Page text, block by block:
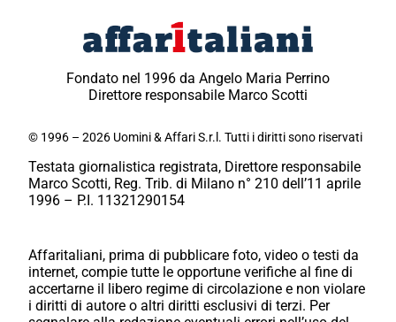
Fondato nel 1996 da Angelo Maria Perrino
Direttore responsabile Marco Scotti
© 1996 – 2026 Uomini & Affari S.r.l. Tutti i diritti sono riservati
Testata giornalistica registrata, Direttore responsabile
Marco Scotti, Reg. Trib. di Milano n° 210 dell’11 aprile
1996 – P.I. 11321290154
Affaritaliani, prima di pubblicare foto, video o testi da
internet, compie tutte le opportune verifiche al fine di
accertarne il libero regime di circolazione e non violare
i diritti di autore o altri diritti esclusivi di terzi. Per